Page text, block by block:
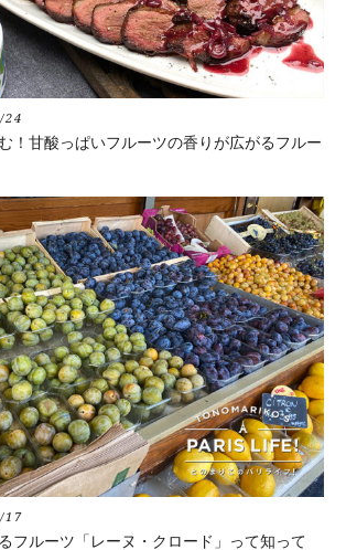
24
！甘酸っぱいフルーツの香りが広がるフルー
17
フルーツ「レーヌ・クロード」って知って